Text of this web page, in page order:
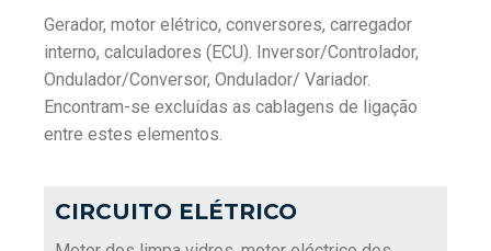
Gerador, motor elétrico, conversores, carregador
interno, calculadores (ECU). Inversor/Controlador,
Ondulador/Conversor, Ondulador/ Variador.
Encontram-se excluídas as cablagens de ligação
entre estes elementos.
CIRCUITO ELÉTRICO